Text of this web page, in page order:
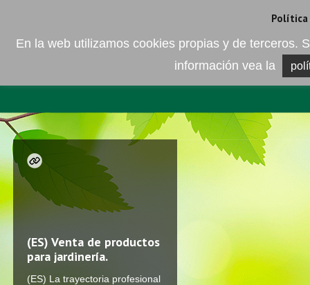
EMPRESA ELEMENTO DEL
(ES) Venta de productos
para jardinería.
(ES) La trayectoria profesional
Política
En la web utilizamos cookies propias y de terceros.
información vea la